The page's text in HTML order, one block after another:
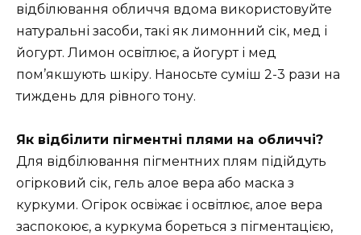
відбілювання обличчя вдома використовуйте
натуральні засоби, такі як лимонний сік, мед і
йогурт. Лимон освітлює, а йогурт і мед
пом’якшують шкіру. Наносьте суміш 2-3 рази на
тиждень для рівного тону.
Як відбілити пігментні плями на обличчі?
Для відбілювання пігментних плям підійдуть
огірковий сік, гель алое вера або маска з
куркуми. Огірок освіжає і освітлює, алое вера
заспокоює, а куркума бореться з пігментацією,